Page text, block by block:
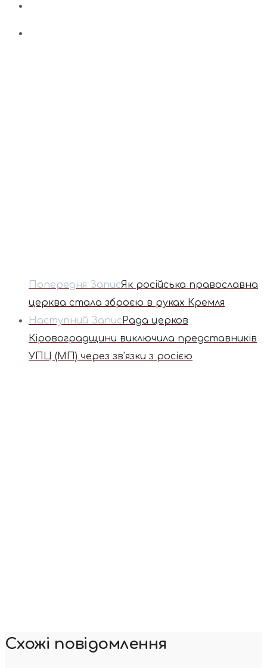
Попередня ЗаписЯк російська православна
церква стала зброєю в руках Кремля
Наступний ЗаписРада церков
Кіровоградщини виключила представників
УПЦ (МП) через зв’язки з росією
Схожі повідомлення